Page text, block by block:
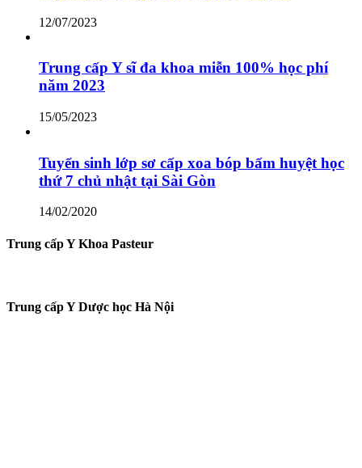
12/07/2023
Trung cấp Y sĩ đa khoa miễn 100% học phí
năm 2023
15/05/2023
Tuyển sinh lớp sơ cấp xoa bóp bấm huyệt học
thứ 7 chủ nhật tại Sài Gòn
14/02/2020
Trung cấp Y Khoa Pasteur
Trung cấp Y Dược học Hà Nội